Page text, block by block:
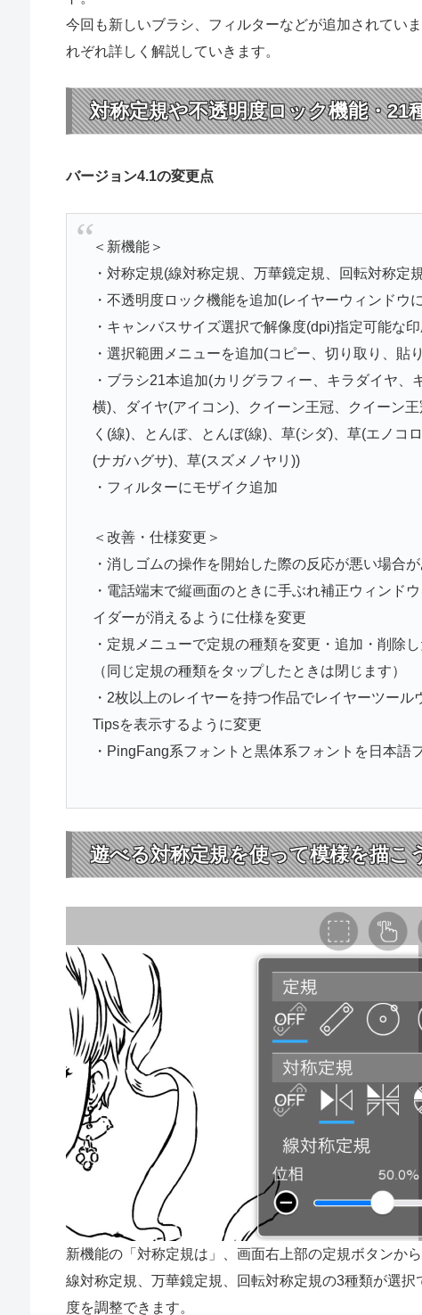
今回も新しいブラシ、フィルターなどが追加されてい
れぞれ詳しく解説していきます。
対称定規や不透明度ロック機能・21
バージョン4.1の変更点
＜新機能＞
・対称定規(線対称定規、万華鏡定規、回転対称定
・不透明度ロック機能を追加(レイヤーウィンドウ
・キャンバスサイズ選択で解像度(dpi)指定可能な
・選択範囲メニューを追加(コピー、切り取り、貼
・ブラシ21本追加(カリグラフィー、キラダイヤ
横)、ダイヤ(アイコン)、クイーン王冠、クイーン
く(線)、とんぼ、とんぼ(線)、草(シダ)、草(エノコ
(ナガハグサ)、草(スズメノヤリ))
・フィルターにモザイク追加
＜改善・仕様変更＞
・消しゴムの操作を開始した際の反応が悪い場合
・電話端末で縦画面のときに手ぶれ補正ウィンド
イダーが消えるように仕様を変更
・定規メニューで定規の種類を変更・追加・削除
（同じ定規の種類をタップしたときは閉じます）
・2枚以上のレイヤーを持つ作品でレイヤーツー
Tipsを表示するように変更
・PingFang系フォントと黒体系フォントを日本語
遊べる対称定規を使って模様を描こ
新機能の「対称定規は」、画面右上部の定規ボタンから
線対称定規、万華鏡定規、回転対称定規の3種類が選
度を調整できます。